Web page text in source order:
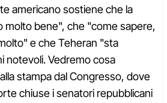
americano sostiene che la
molto bene", che "come sapere,
e che Teheran "sta
notevoli. Vedremo cosa
stampa dal Congresso, dove
chiuse i senatori repubblicani